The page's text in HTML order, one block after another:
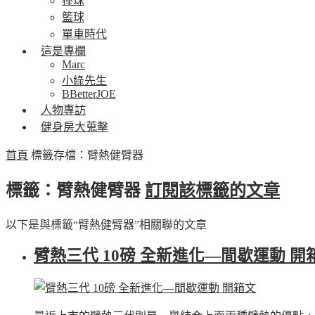
籃球
單車時代
這是專欄
Marc
小綠先生
BBetterJOE
人物專訪
健身房大蒐擊
首頁 標籤存檔：臂熱健臂器
標籤：臂熱健臂器 訂閱該標籤的文章
以下是與標籤“臂熱健臂器”相關聯的文章
臂熱三代 10磅 全新進化—間歇運動 開